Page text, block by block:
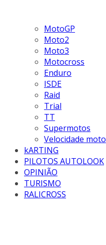
MotoGP
Moto2
Moto3
Motocross
Enduro
ISDE
Raid
Trial
TT
Supermotos
Velocidade moto
kARTING
PILOTOS AUTOLOOK
OPINIÃO
TURISMO
RALICROSS